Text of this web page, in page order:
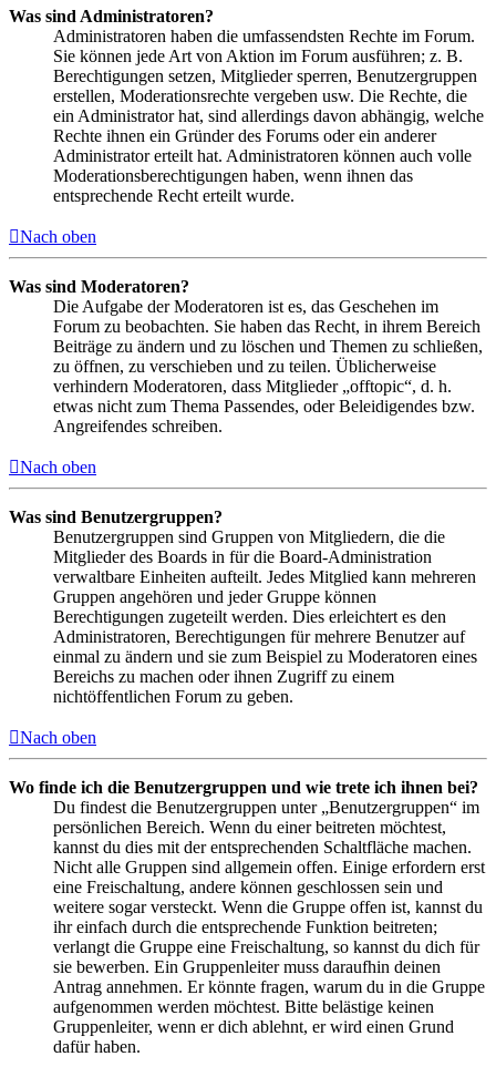
Was sind Administratoren?
Administratoren haben die umfassendsten Rechte im Forum.
Sie können jede Art von Aktion im Forum ausführen; z. B.
Berechtigungen setzen, Mitglieder sperren, Benutzergruppen
erstellen, Moderationsrechte vergeben usw. Die Rechte, die
ein Administrator hat, sind allerdings davon abhängig, welche
Rechte ihnen ein Gründer des Forums oder ein anderer
Administrator erteilt hat. Administratoren können auch volle
Moderationsberechtigungen haben, wenn ihnen das
entsprechende Recht erteilt wurde.
Nach oben
Was sind Moderatoren?
Die Aufgabe der Moderatoren ist es, das Geschehen im
Forum zu beobachten. Sie haben das Recht, in ihrem Bereich
Beiträge zu ändern und zu löschen und Themen zu schließen,
zu öffnen, zu verschieben und zu teilen. Üblicherweise
verhindern Moderatoren, dass Mitglieder „offtopic“, d. h.
etwas nicht zum Thema Passendes, oder Beleidigendes bzw.
Angreifendes schreiben.
Nach oben
Was sind Benutzergruppen?
Benutzergruppen sind Gruppen von Mitgliedern, die die
Mitglieder des Boards in für die Board-Administration
verwaltbare Einheiten aufteilt. Jedes Mitglied kann mehreren
Gruppen angehören und jeder Gruppe können
Berechtigungen zugeteilt werden. Dies erleichtert es den
Administratoren, Berechtigungen für mehrere Benutzer auf
einmal zu ändern und sie zum Beispiel zu Moderatoren eines
Bereichs zu machen oder ihnen Zugriff zu einem
nichtöffentlichen Forum zu geben.
Nach oben
Wo finde ich die Benutzergruppen und wie trete ich ihnen bei?
Du findest die Benutzergruppen unter „Benutzergruppen“ im
persönlichen Bereich. Wenn du einer beitreten möchtest,
kannst du dies mit der entsprechenden Schaltfläche machen.
Nicht alle Gruppen sind allgemein offen. Einige erfordern erst
eine Freischaltung, andere können geschlossen sein und
weitere sogar versteckt. Wenn die Gruppe offen ist, kannst du
ihr einfach durch die entsprechende Funktion beitreten;
verlangt die Gruppe eine Freischaltung, so kannst du dich für
sie bewerben. Ein Gruppenleiter muss daraufhin deinen
Antrag annehmen. Er könnte fragen, warum du in die Gruppe
aufgenommen werden möchtest. Bitte belästige keinen
Gruppenleiter, wenn er dich ablehnt, er wird einen Grund
dafür haben.